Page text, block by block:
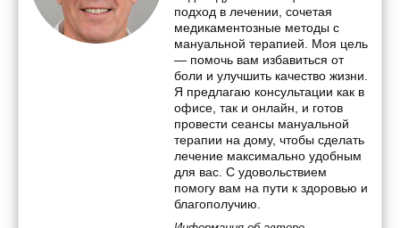
подход в лечении, сочетая
медикаментозные методы с
мануальной терапией. Моя цель
— помочь вам избавиться от
боли и улучшить качество жизни.
Я предлагаю консультации как в
офисе, так и онлайн, и готов
провести сеансы мануальной
терапии на дому, чтобы сделать
лечение максимально удобным
для вас. С удовольствием
помогу вам на пути к здоровью и
благополучию.